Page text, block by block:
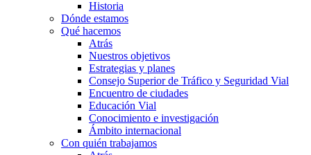
Historia
Dónde estamos
Qué hacemos
Atrás
Nuestros objetivos
Estrategias y planes
Consejo Superior de Tráfico y Seguridad Vial
Encuentro de ciudades
Educación Vial
Conocimiento e investigación
Ámbito internacional
Con quién trabajamos